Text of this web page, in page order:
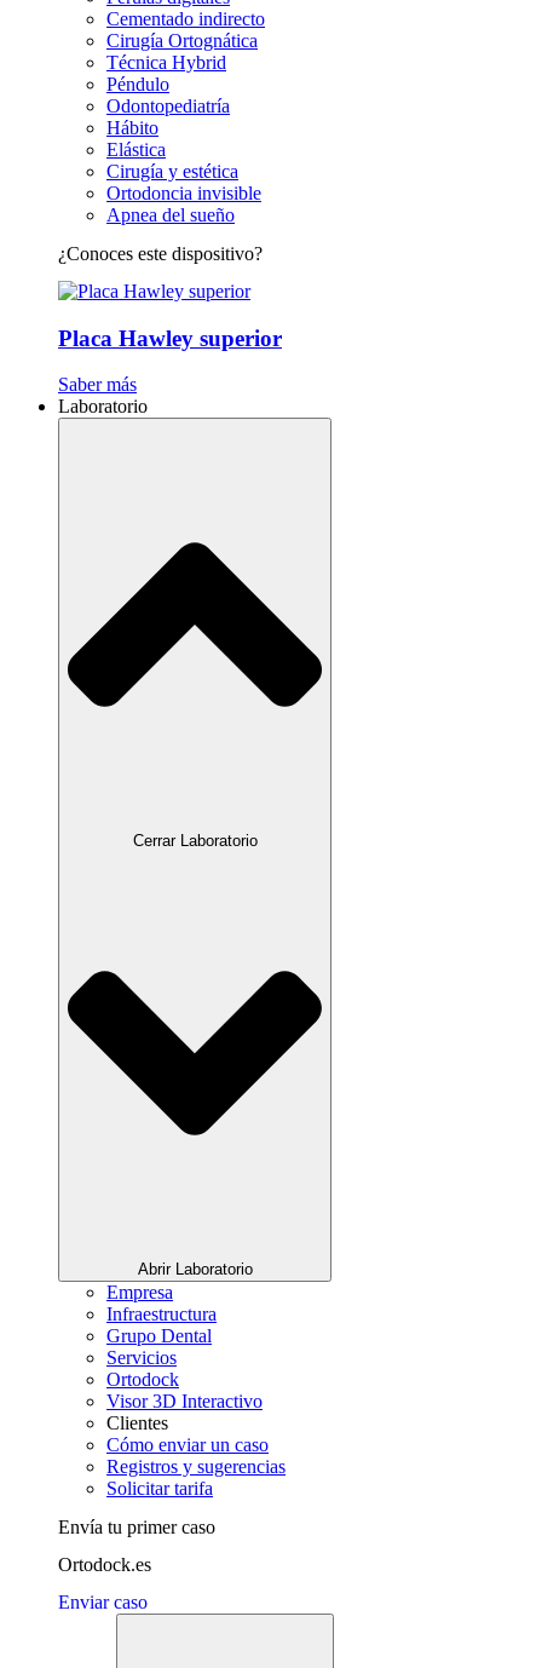
Cementado indirecto
Cirugía Ortognática
Técnica Hybrid
Péndulo
Odontopediatría
Hábito
Elástica
Cirugía y estética
Ortodoncia invisible
Apnea del sueño
¿Conoces este dispositivo?
Placa Hawley superior
Saber más
Laboratorio
Cerrar Laboratorio
Abrir Laboratorio
Empresa
Infraestructura
Grupo Dental
Servicios
Ortodock
Visor 3D Interactivo
Clientes
Cómo enviar un caso
Registros y sugerencias
Solicitar tarifa
Envía tu primer caso
Ortodock.es
Enviar caso